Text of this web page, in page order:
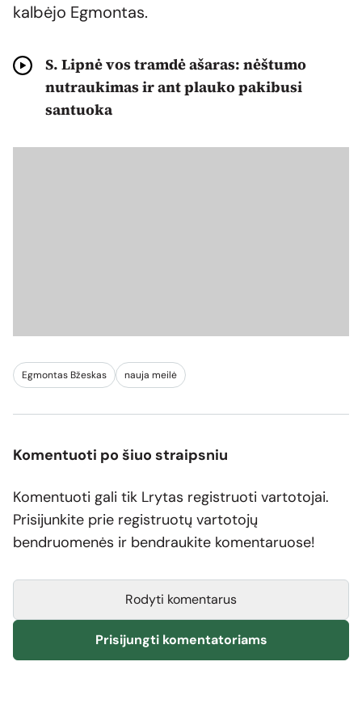
kalbėjo Egmontas.
S. Lipnė vos tramdė ašaras: nėštumo
nutraukimas ir ant plauko pakibusi
santuoka
Egmontas Bžeskas nauja meilė
Komentuoti po šiuo straipsniu
Komentuoti gali tik Lrytas registruoti vartotojai.
Prisijunkite prie registruotų vartotojų
bendruomenės ir bendraukite komentaruose!
Rodyti komentarus
Prisijungti komentatoriams